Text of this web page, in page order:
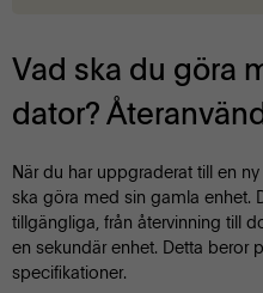
Vad ska du göra
dator?
När du har uppgraderat till en
ska göra med sin gamla enhet.
tillgängliga, från återvinning till
en sekundär enhet. Detta beror
specifikationer.